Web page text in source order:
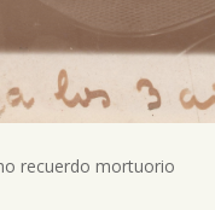
recuerdo mortuorio